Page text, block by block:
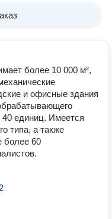
более 10 000 м²,
и офисные здания
единиц. Имеется
типа, а также
более 60